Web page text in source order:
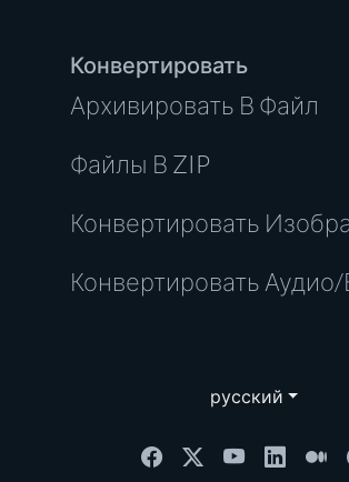
Конвертировать
Архивировать В Файл
Файлы В ZIP
Конвертировать
Конвертировать
русский